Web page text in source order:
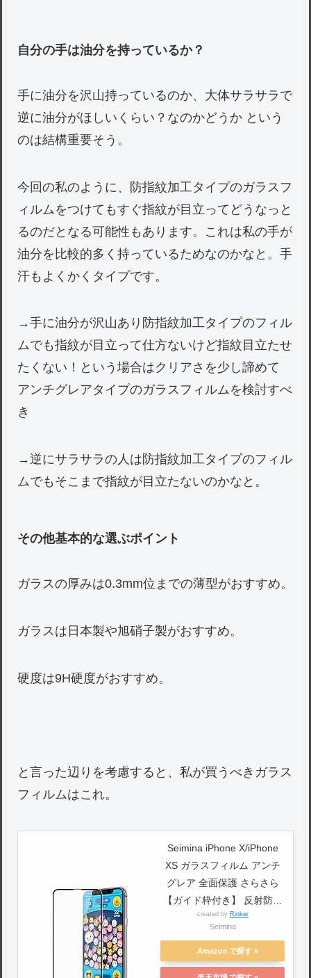
自分の手は油分を持っているか？
手に油分を沢山持っているのか、大体サラサラで
逆に油分がほしいくらい？なのかどうか という
のは結構重要そう。
今回の私のように、防指紋加工タイプのガラスフ
ィルムをつけてもすぐ指紋が目立ってどうなっと
るのだとなる可能性もあります。これは私の手が
油分を比較的多く持っているためなのかなと。手
汗もよくかくタイプです。
→手に油分が沢山あり防指紋加工タイプのフィル
ムでも指紋が目立って仕方ないけど指紋目立たせ
たくない！という場合はクリアさを少し諦めて
アンチグレアタイプのガラスフィルムを検討すべ
き
→逆にサラサラの人は防指紋加工タイプのフィル
ムでもそこまで指紋が目立たないのかなと。
その他基本的な選ぶポイント
ガラスの厚みは0.3mm位までの薄型がおすすめ。
ガラスは日本製や旭硝子製がおすすめ。
硬度は9H硬度がおすすめ。
と言った辺りを考慮すると、私が買うべきガラス
フィルムはこれ。
Seimina iPhone X/iPhone
XS ガラスフィルム アンチ
グレア 全面保護 さらさら
【ガイド枠付き】 反射防止
3D フルカバー 液晶保護フ
硝子製】 極薄0.3mm 9H硬
度 指紋防止 耐衝撃 5.8イン
created by Rinker
Seimina
Amazon